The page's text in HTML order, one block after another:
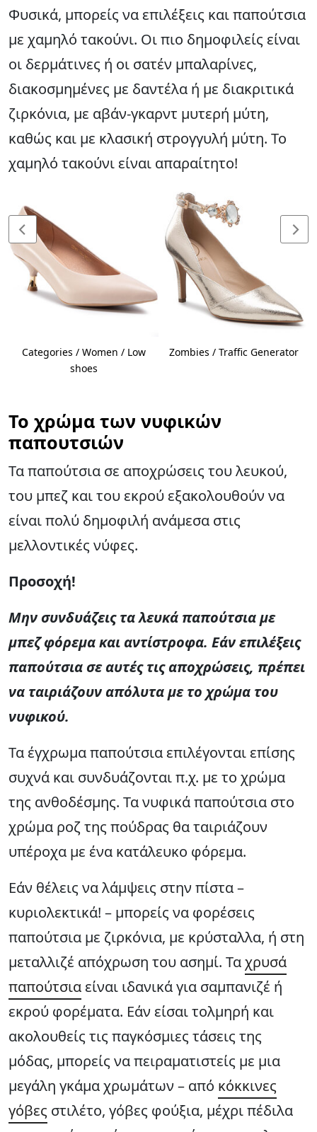
Φυσικά, μπορείς να επιλέξεις και παπούτσια
με χαμηλό τακούνι. Οι πιο δημοφιλείς είναι
οι δερμάτινες ή οι σατέν μπαλαρίνες,
διακοσμημένες με δαντέλα ή με διακριτικά
ζιρκόνια, με αβάν-γκαρντ μυτερή μύτη,
καθώς και με κλασική στρογγυλή μύτη. Το
χαμηλό τακούνι είναι απαραίτητο!
Categories / Women / Low
shoes
Zombies / Traffic Generator
Το χρώμα των νυφικών
παπουτσιών
Τα παπούτσια σε αποχρώσεις του λευκού,
του μπεζ και του εκρού εξακολουθούν να
είναι πολύ δημοφιλή ανάμεσα στις
μελλοντικές νύφες.
Προσοχή!
Μην συνδυάζεις τα λευκά παπούτσια με
μπεζ φόρεμα και αντίστροφα. Εάν επιλέξεις
παπούτσια σε αυτές τις αποχρώσεις, πρέπει
να ταιριάζουν απόλυτα με το χρώμα του
νυφικού.
Τα έγχρωμα παπούτσια επιλέγονται επίσης
συχνά και συνδυάζονται π.χ. με το χρώμα
της ανθοδέσμης. Τα νυφικά παπούτσια στο
χρώμα ροζ της πούδρας θα ταιριάζουν
υπέροχα με ένα κατάλευκο φόρεμα.
Εάν θέλεις να λάμψεις στην πίστα –
κυριολεκτικά! – μπορείς να φορέσεις
παπούτσια με ζιρκόνια, με κρύσταλλα, ή στη
μεταλλιζέ απόχρωση του ασημί. Ταχρυσά
παπούτσια είναι ιδανικά για σαμπανιζέ ή
εκρού φορέματα. Εάν είσαι τολμηρή και
ακολουθείς τις παγκόσμιες τάσεις της
μόδας, μπορείς να πειραματιστείς με μια
μεγάλη γκάμα χρωμάτων – από κόκκινες
γόβες στιλέτο, γόβες φούξια, μέχρι πέδιλα